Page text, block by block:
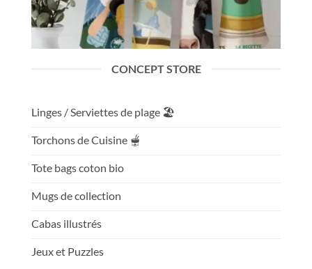
CONCEPT STORE
Linges / Serviettes de plage 🏖️
Torchons de Cuisine 🫕
Tote bags coton bio
Mugs de collection
Cabas illustrés
Jeux et Puzzles